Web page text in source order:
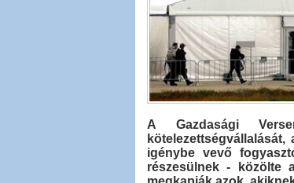
A Gazdasági
igénybe vevő
részesülnek - közölte